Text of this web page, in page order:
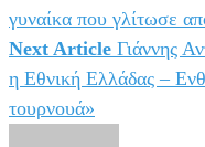
άρθρων
γυναίκα που γλίτωσε
Next Article Γιάννης
η Εθνική Ελλάδας –
τουρνουά»